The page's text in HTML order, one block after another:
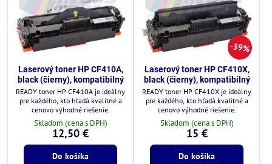
Laserový toner HP CF410A,
black (čierny), kompatibilný
READY toner HP CF410A je ideálny
pre každého, kto hľadá kvalitné a
cenovo výhodné riešenie.
Skladom (cena s DPH)
12,50 €
Do košíka
39%
Laserový toner HP CF410X,
black (čierny), kompatibilný
READY toner HP CF410X je ideálny
pre každého, kto hľadá kvalitné a
cenovo výhodné riešenie.
Skladom (cena s DPH)
15 €
Do košíka